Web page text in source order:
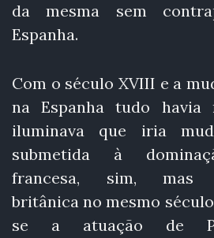
da mesma sem
Espanha.
Com o século XVIII e a
na Espanha tudo havia
iluminava que iria
submetida à
francesa, sim, mas
britânica no mesmo
se a atuação de